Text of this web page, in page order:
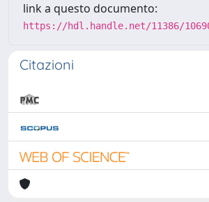
link a questo documento:
https://hdl.handle.net/11386/
Citazioni